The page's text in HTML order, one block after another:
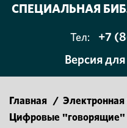
СПЕЦИАЛЬНАЯ
Тел:
+7
Версия
Главная /
Цифровые "говорящие"